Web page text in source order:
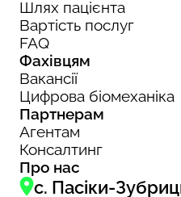
Шлях пацієнта
Вартість послуг
FAQ
Фахівцям
Вакансії
Цифрова біомеханіка
Партнерам
Агентам
Консалтинг
Про нас
с. Пасіки-